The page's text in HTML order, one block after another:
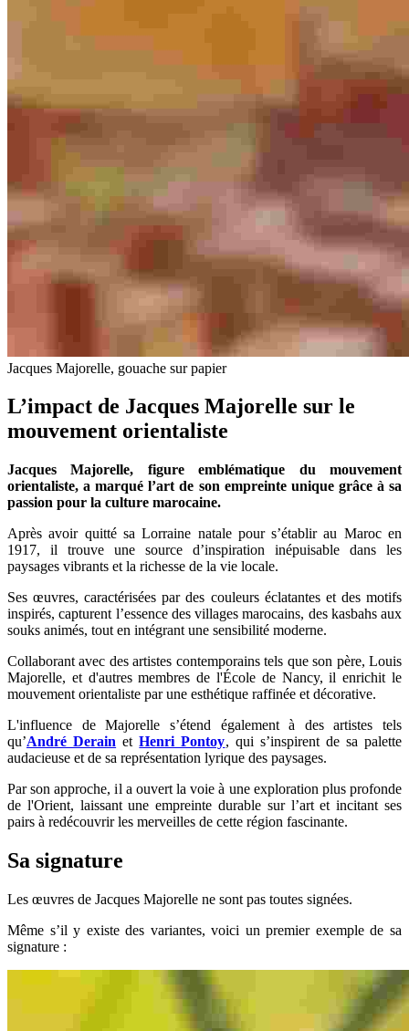
Jacques Majorelle, gouache sur papier
L’impact de Jacques Majorelle sur le
mouvement orientaliste
Jacques Majorelle, figure emblématique du mouvement
orientaliste, a marqué l’art de son empreinte unique grâce à sa
passion pour la culture marocaine.
Après avoir quitté sa Lorraine natale pour s’établir au Maroc en
1917, il trouve une source d’inspiration inépuisable dans les
paysages vibrants et la richesse de la vie locale.
Ses œuvres, caractérisées par des couleurs éclatantes et des motifs
inspirés, capturent l’essence des villages marocains, des kasbahs aux
souks animés, tout en intégrant une sensibilité moderne.
Collaborant avec des artistes contemporains tels que son père, Louis
Majorelle, et d'autres membres de l'École de Nancy, il enrichit le
mouvement orientaliste par une esthétique raffinée et décorative.
L'influence de Majorelle s’étend également à des artistes tels
qu’André Derain etHenri Pontoy, qui s’inspirent de sa palette
audacieuse et de sa représentation lyrique des paysages.
Par son approche, il a ouvert la voie à une exploration plus profonde
de l'Orient, laissant une empreinte durable sur l’art et incitant ses
pairs à redécouvrir les merveilles de cette région fascinante.
Sa signature
Les œuvres de Jacques Majorelle ne sont pas toutes signées.
Même s’il y existe des variantes, voici un premier exemple de sa
signature :